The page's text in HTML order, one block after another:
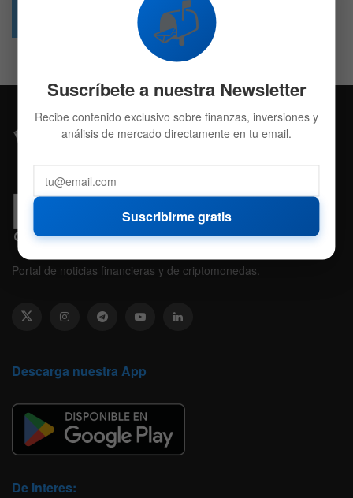
4.7k
Followers
Portal de noticias financieras y de criptomonedas.
Descarga nuestra App
De Interes:
📬
Suscríbete a nuestra Newsletter
Recibe contenido exclusivo sobre finanzas, inversiones y
análisis de mercado directamente en tu email.
Suscribirme gratis